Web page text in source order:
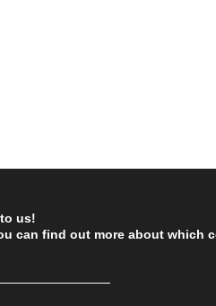
us!
can find out more about which